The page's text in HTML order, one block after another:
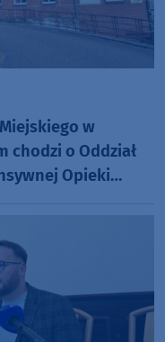
w
chodzi o Oddział
Opieki